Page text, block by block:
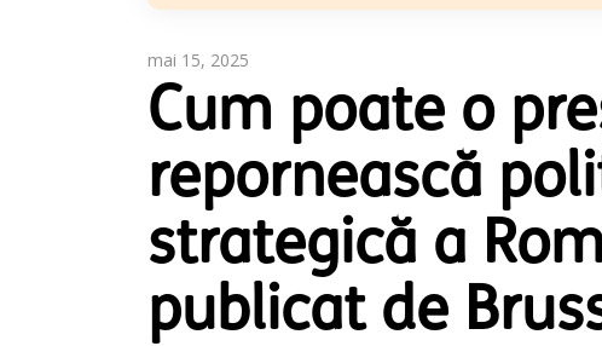
mai 15, 2025
Cum poate o
repornească
strategică a
publicat de